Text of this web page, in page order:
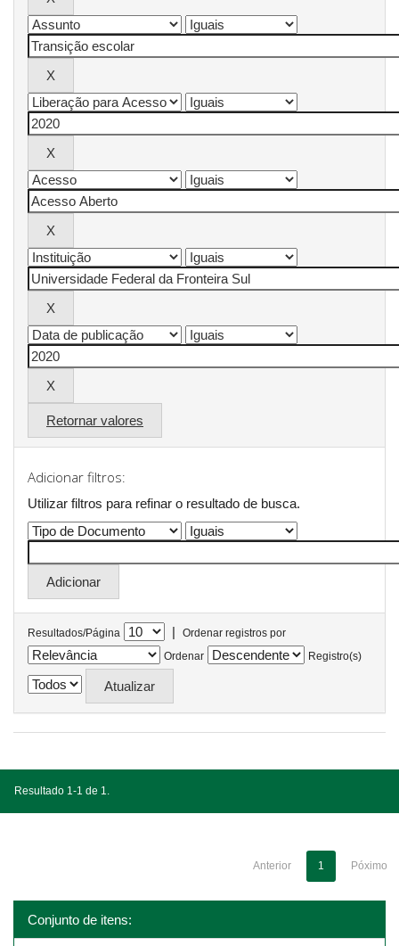
Retornar valores
Adicionar filtros:
Utilizar filtros para refinar o resultado de busca.
Resultados/Página |
Ordenar registros por
Ordenar
Registro(s)
Resultado 1-1 de 1.
Anterior 1 Póximo
Conjunto de itens: